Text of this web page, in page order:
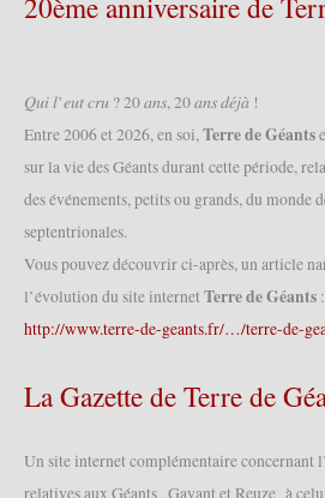
2015
historique
et
des
Louches
(11/10/2015)
𝑄𝑢𝑖 𝑙’𝑒𝑢𝑡 𝑐𝑟𝑢 ? 20 𝑎𝑛𝑠, 20 𝑎𝑛𝑠 𝑑𝑒́𝑗𝑎̀ !
Entre 2006 et 2026, en soi,Terre de Géants
sur la vie des Géants durant cette période,
des événements, petits ou grands, du monde
septentrionales.
Vous pouvez découvrir ci-après, un article
l’évolution du site internet Terre de Géants :
http://www.terre-de-geants.fr/…/terre-de-
La Gazette de Terre de
Un site internet complémentaire concernant
relatives aux Géants , Gayant et Reuze à